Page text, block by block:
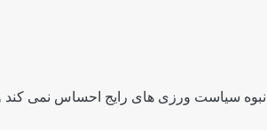
سیاست ورزی های رایج احساس نمی کند و